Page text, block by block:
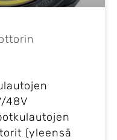
48V
(yleensä